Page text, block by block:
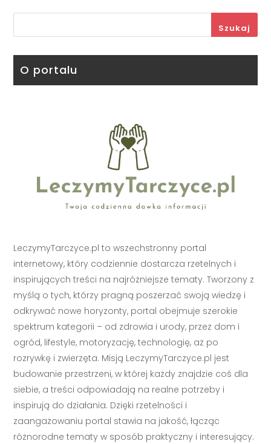
Szukaj
O portalu
LeczymyTarczyce.pl to wszechstronny portal
internetowy, który codziennie dostarcza rzetelnych i
inspirujących treści na najróżniejsze tematy. Tworzony z
myślą o tych, którzy pragną poszerzać swoją wiedzę i
odkrywać nowe horyzonty, portal obejmuje szerokie
spektrum kategorii – od zdrowia i urody, przez dom i
ogród, lifestyle, motoryzację, technologię, aż po
rozrywkę i zwierzęta. Misją LeczymyTarczyce.pl jest
budowanie przestrzeni, w której każdy znajdzie coś dla
siebie, a treści odpowiadają na realne potrzeby i
inspirują do działania. Dzięki rzetelności i
zaangażowaniu portal stawia na jakość, łącząc
różnorodne tematy w sposób praktyczny i interesujący.